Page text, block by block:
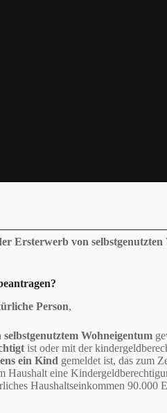
Ersterwerb von
Person,
selbstgenutztem Wohneigentum
ist oder mit der
ein Kind gemeldet ist, das zum
Haushalt eine
Haushaltseinkommen